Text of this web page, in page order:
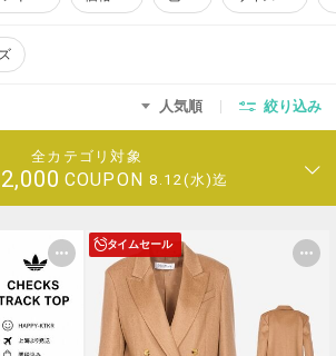
人気順 絞り込み
全カテゴリ対象
COUPON 8.12(水)迄
タイムセール